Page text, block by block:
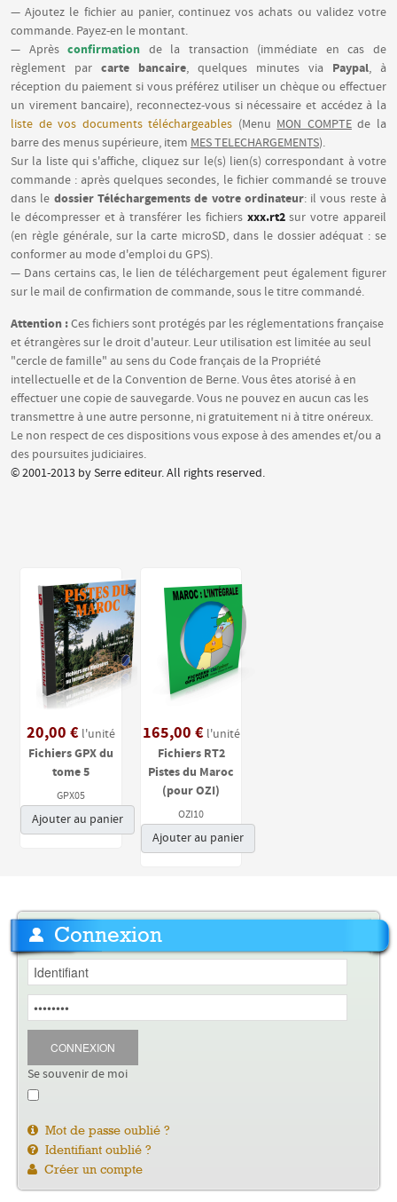
— Ajoutez le fichier au panier, continuez vos achats ou validez votre
commande. Payez-en le montant.
— Aprèsconfirmation de la transaction (immédiate en cas de
règlement par carte bancaire, quelques minutes via Paypal, à
réception du paiement si vous préférez utiliser un chèque ou effectuer
un virement bancaire), reconnectez-vous si nécessaire et accédez à la
liste de vos documents téléchargeables (Menu MON COMPTEde la
barre des menus supérieure, item MES TELECHARGEMENTS).
Sur la liste qui s'affiche, cliquez sur le(s) lien(s) correspondant à votre
commande : après quelques secondes, le fichier commandé se trouve
dans le dossier Téléchargements de votre ordinateur: il vous reste à
le décompresser et à transférer les fichiers xxx.rt2sur votre appareil
(en règle générale, sur la carte microSD, dans le dossier adéquat : se
conformer au mode d'emploi du GPS).
— Dans certains cas, le lien de téléchargement peut également figurer
sur le mail de confirmation de commande, sous le titre commandé.
Attention :Ces fichiers sont protégés par les réglementations française
et étrangères sur le droit d'auteur. Leur utilisation est limitée au seul
"cercle de famille" au sens du Code français de la Propriété
intellectuelle et de la Convention de Berne. Vous êtes atorisé à en
effectuer une copie de sauvegarde. Vous ne pouvez en aucun cas les
transmettre à une autre personne, ni gratuitement ni à titre onéreux.
Le non respect de ces dispositions vous expose à des amendes et/ou a
des poursuites judiciaires.
© 2001-2013 by Serre editeur. All rights reserved.
20,00 € l'unité
Fichiers GPX du
tome 5
GPX05
Ajouter au panier
165,00 € l'unité
Fichiers RT2
Pistes du Maroc
(pour OZI)
OZI10
Ajouter au panier
Connexion
CONNEXION
Se souvenir de moi
Mot de passe oublié ?
Identifiant oublié ?
Créer un compte